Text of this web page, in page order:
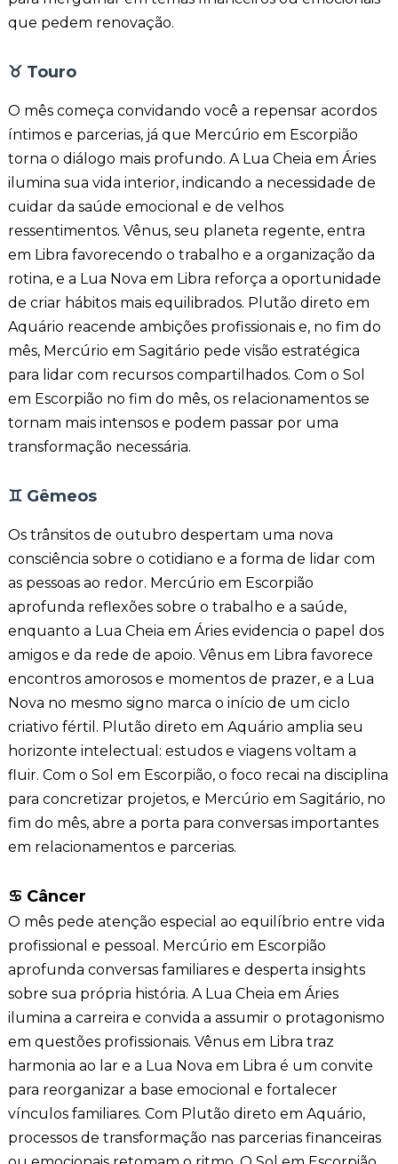
que pedem renovação.
♉ Touro
O mês começa convidando você a repensar acordos
íntimos e parcerias, já que Mercúrio em Escorpião
torna o diálogo mais profundo. A Lua Cheia em Áries
ilumina sua vida interior, indicando a necessidade de
cuidar da saúde emocional e de velhos
ressentimentos. Vênus, seu planeta regente, entra
em Libra favorecendo o trabalho e a organização da
rotina, e a Lua Nova em Libra reforça a oportunidade
de criar hábitos mais equilibrados. Plutão direto em
Aquário reacende ambições profissionais e, no fim do
mês, Mercúrio em Sagitário pede visão estratégica
para lidar com recursos compartilhados. Com o Sol
em Escorpião no fim do mês, os relacionamentos se
tornam mais intensos e podem passar por uma
transformação necessária.
♊ Gêmeos
Os trânsitos de outubro despertam uma nova
consciência sobre o cotidiano e a forma de lidar com
as pessoas ao redor. Mercúrio em Escorpião
aprofunda reflexões sobre o trabalho e a saúde,
enquanto a Lua Cheia em Áries evidencia o papel dos
amigos e da rede de apoio. Vênus em Libra favorece
encontros amorosos e momentos de prazer, e a Lua
Nova no mesmo signo marca o início de um ciclo
criativo fértil. Plutão direto em Aquário amplia seu
horizonte intelectual: estudos e viagens voltam a
fluir. Com o Sol em Escorpião, o foco recai na disciplina
para concretizar projetos, e Mercúrio em Sagitário, no
fim do mês, abre a porta para conversas importantes
em relacionamentos e parcerias.
♋ Câncer
O mês pede atenção especial ao equilíbrio entre vida
profissional e pessoal. Mercúrio em Escorpião
aprofunda conversas familiares e desperta insights
sobre sua própria história. A Lua Cheia em Áries
ilumina a carreira e convida a assumir o protagonismo
em questões profissionais. Vênus em Libra traz
harmonia ao lar e a Lua Nova em Libra é um convite
para reorganizar a base emocional e fortalecer
vínculos familiares. Com Plutão direto em Aquário,
processos de transformação nas parcerias financeiras